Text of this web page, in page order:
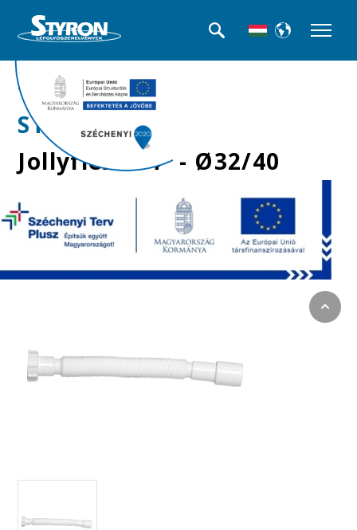
>>Jolly flexek
STY-617-7
Jollyflex 6/4" - Ø32/40
mm-es, műanyag
hollandis